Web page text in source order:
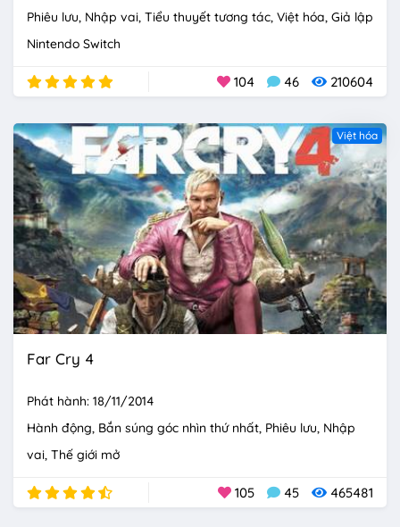
Phiêu lưu Nhập vai Tiểu thuyết tương tác Việt hóa Giả lập
Nintendo Switch
104 46 210604
Việt hóa
Far Cry 4
Phát hành: 18/11/2014
Hành động Bắn súng góc nhìn thứ nhất Phiêu lưu Nhập
vai Thế giới mở
105 45 465481